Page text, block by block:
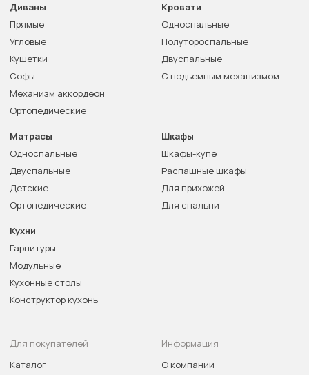
Диваны
Прямые
Угловые
Кушетки
Софы
Механизм аккордеон
Ортопедические
Кровати
Односпальные
Полутороспальные
Двуспальные
С подъемным механизмом
Матрасы
Односпальные
Двуспальные
Детские
Ортопедические
Шкафы
Шкафы-купе
Распашные шкафы
Для прихожей
Для спальни
Кухни
Гарнитуры
Модульные
Кухонные столы
Конструктор кухонь
Для покупателей
Каталог
Информация
О компании